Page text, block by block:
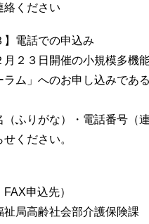
絡ください
電話での申込み
２３日開催の小規模多機
ラム」へのお申し込みであ
ふりがな）・電話番号（
ください。
申込先）
局高齢社会部介護保険課